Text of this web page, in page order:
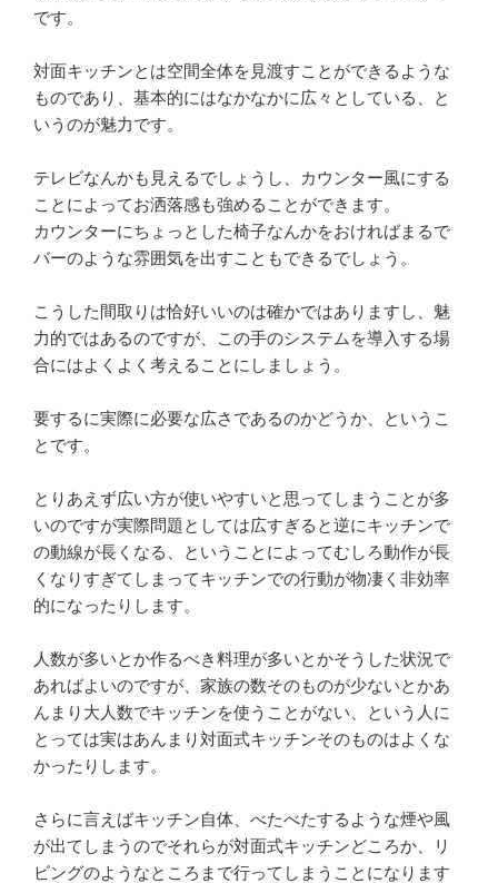
です。
対面キッチンとは空間全体を見渡すことができるような
ものであり、基本的にはなかなかに広々としている、と
いうのが魅力です。
テレビなんかも見えるでしょうし、カウンター風にする
ことによってお洒落感も強めることができます。
カウンターにちょっとした椅子なんかをおければまるで
バーのような雰囲気を出すこともできるでしょう。
こうした間取りは恰好いいのは確かではありますし、魅
力的ではあるのですが、この手のシステムを導入する場
合にはよくよく考えることにしましょう。
要するに実際に必要な広さであるのかどうか、というこ
とです。
とりあえず広い方が使いやすいと思ってしまうことが多
いのですが実際問題としては広すぎると逆にキッチンで
の動線が長くなる、ということによってむしろ動作が長
くなりすぎてしまってキッチンでの行動が物凄く非効率
的になったりします。
人数が多いとか作るべき料理が多いとかそうした状況で
あればよいのですが、家族の数そのものが少ないとかあ
んまり大人数でキッチンを使うことがない、という人に
とっては実はあんまり対面式キッチンそのものはよくな
かったりします。
さらに言えばキッチン自体、べたべたするような煙や風
が出てしまうのでそれらが対面式キッチンどころか、リ
ビングのようなところまで行ってしまうことになります